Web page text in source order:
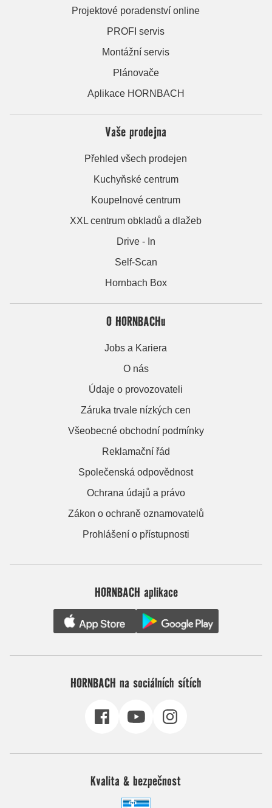
Projektové poradenství online
PROFI servis
Montážní servis
Plánovače
Aplikace HORNBACH
Vaše prodejna
Přehled všech prodejen
Kuchyňské centrum
Koupelnové centrum
XXL centrum obkladů a dlažeb
Drive - In
Self-Scan
Hornbach Box
O HORNBACHu
Jobs a Kariera
O nás
Údaje o provozovateli
Záruka trvale nízkých cen
Všeobecné obchodní podmínky
Reklamační řád
Společenská odpovědnost
Ochrana údajů a právo
Zákon o ochraně oznamovatelů
Prohlášení o přístupnosti
HORNBACH aplikace
HORNBACH na sociálních sítích
Kvalita & bezpečnost